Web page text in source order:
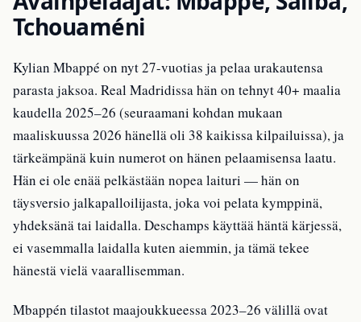
Tchouaméni
Kylian Mbappé on nyt 27-vuotias ja pelaa urakautensa
parasta jaksoa. Real Madridissa hän on tehnyt 40+ maalia
kaudella 2025–26 (seuraamani kohdan mukaan
maaliskuussa 2026 hänellä oli 38 kaikissa kilpailuissa), ja
tärkeämpänä kuin numerot on hänen pelaamisensa laatu.
Hän ei ole enää pelkästään nopea laituri — hän on
täysversio jalkapalloilijasta, joka voi pelata kymppinä,
yhdeksänä tai laidalla. Deschamps käyttää häntä kärjessä,
ei vasemmalla laidalla kuten aiemmin, ja tämä tekee
hänestä vielä vaarallisemman.
Mbappén tilastot maajoukkueessa 2023–26 välillä ovat